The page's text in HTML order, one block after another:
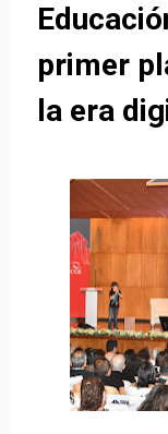
primer
la era